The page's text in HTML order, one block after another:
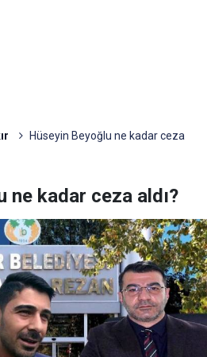
Hüseyin Beyoğlu ne kadar ceza
ne kadar ceza aldı?